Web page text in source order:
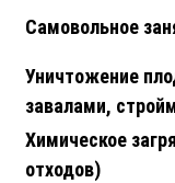
Самовольное
Уничтожение
завалами,
Химическое
отходов)